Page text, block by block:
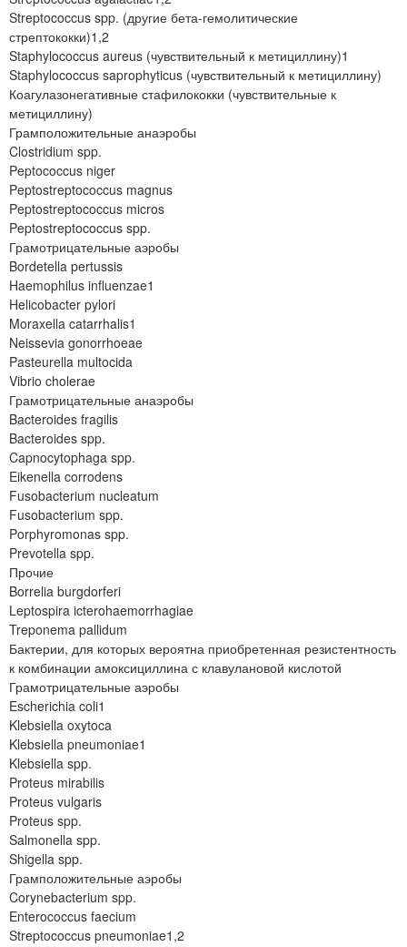
Streptococcus spp. (другие бета-гемолитические
стрептококки)1,2
Staphylococcus aureus (чувствительный к метициллину)1
Staphylococcus saprophyticus (чувствительный к метициллину)
Коагулазонегативные стафилококки (чувствительные к
метициллину)
Грамположительные анаэробы
Clostridium spp.
Peptococcus niger
Peptostreptococcus magnus
Peptostreptococcus micros
Peptostreptococcus spp.
Грамотрицательные аэробы
Bordetella pertussis
Haemophilus influenzae1
Helicobacter pylori
Moraxella catarrhalis1
Neissevia gonorrhoeae
Pasteurella multocida
Vibrio cholerae
Грамотрицательные анаэробы
Bacteroides fragilis
Bacteroides spp.
Capnocytophaga spp.
Eikenella corrodens
Fusobacterium nucleatum
Fusobacterium spp.
Porphyromonas spp.
Prevotella spp.
Прочие
Borrelia burgdorferi
Leptospira icterohaemorrhagiae
Treponema pallidum
Бактерии, для которых вероятна приобретенная резистентность
к комбинации амоксициллина с клавулановой кислотой
Грамотрицательные аэробы
Escherichia coli1
Klebsiella oxytoca
Klebsiella pneumoniae1
Klebsiella spp.
Proteus mirabilis
Proteus vulgaris
Proteus spp.
Salmonella spp.
Shigella spp.
Грамположительные аэробы
Corynebacterium spp.
Enterococcus faecium
Streptococcus pneumoniae1,2